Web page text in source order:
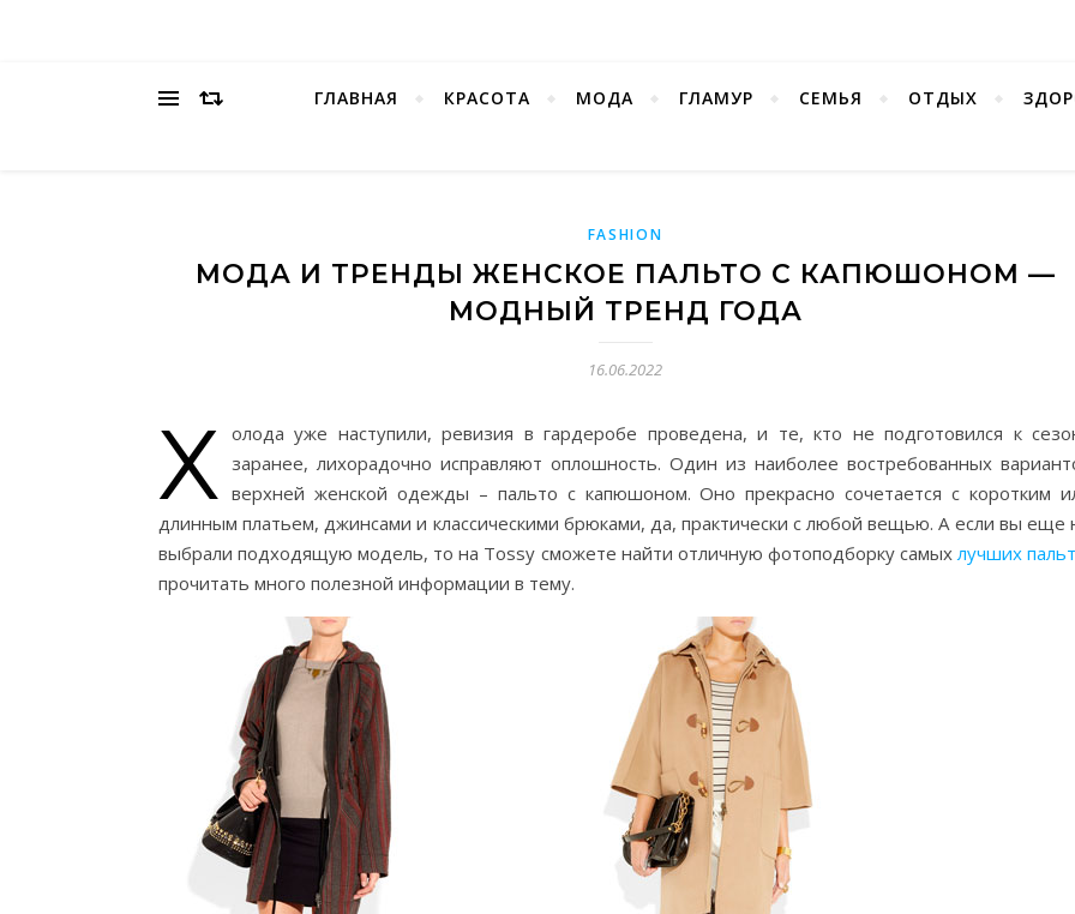
ГЛАВНАЯ КРАСОТА МОДА ГЛАМУР СЕМЬЯ ОТДЫХ
FASHION
МОДА И ТРЕНДЫ ЖЕНСКОЕ ПАЛЬТО С КАПЮШОНОМ —
МОДНЫЙ ТРЕНД ГОДА
16.06.2022
Х олода уже наступили, ревизия в гардеробе проведена, и те, кто не подготовился к
заранее, лихорадочно исправляют оплошность. Один из наиболее востребованных
верхней женской одежды – пальто с капюшоном. Оно прекрасно сочетается с коротким
длинным платьем, джинсами и классическими брюками, да, практически с любой вещью. А если вы еще
выбрали подходящую модель, то на Tossy сможете найти отличную фотоподборку самыхлучших
прочитать много полезной информации в тему.